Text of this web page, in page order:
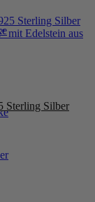
Sterling Silber